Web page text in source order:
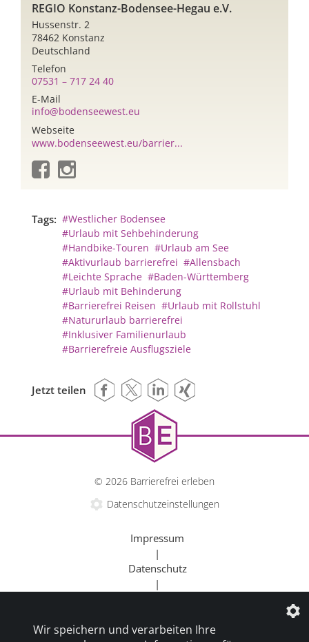
REGIO Konstanz-Bodensee-Hegau e.V.
Hussenstr. 2
78462 Konstanz
Deutschland
Telefon
07531 – 717 24 40
E-Mail
info@bodenseewest.eu
Webseite
www.bodenseewest.eu/barrier...
Tags: #Westlicher Bodensee
#Urlaub mit Sehbehinderung
#Handbike-Touren #Urlaub am See
#Aktivurlaub barrierefrei #Allensbach
#Leichte Sprache #Baden-Württemberg
#Urlaub mit Behinderung
#Barrierefrei Reisen #Urlaub mit Rollstuhl
#Natururlaub barrierefrei
#Inklusiver Familienurlaub
#Barrierefreie Ausflugsziele
Jetzt teilen
© 2026 Barrierefrei erleben
Datenschutzeinstellungen
Impressum
|
Datenschutz
|
Beratung
Wir speichern und verarbeiten Ihre